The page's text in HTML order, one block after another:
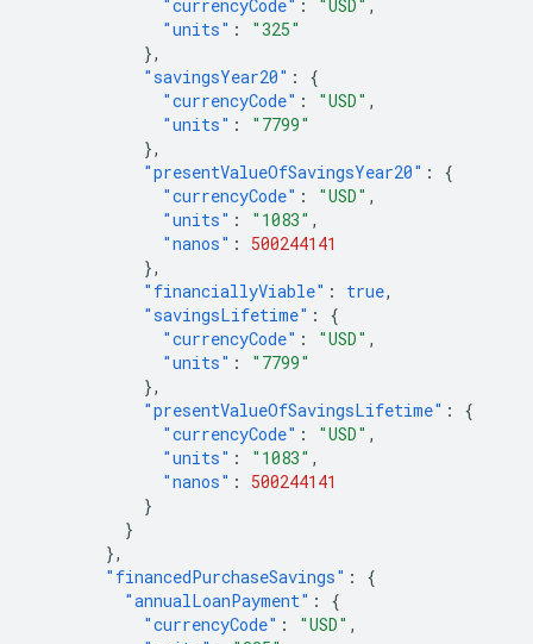
"currencyCode" : "USD" ,
"units" :
"325"
},
"savingsYear20" :
{
"currencyCode" : "USD" ,
"units" :
"7799"
},
"presentValueOfSavingsYear20" :
{
"currencyCode" : "USD" ,
"units" : "1083" ,
"nanos" :
500244141
},
"financiallyViable" : true,
"savingsLifetime" :
{
"currencyCode" : "USD" ,
"units" :
"7799"
},
"presentValueOfSavingsLifetime" :
{
"currencyCode" : "USD" ,
"units" : "1083" ,
"nanos" :
500244141
}
}
},
"financedPurchaseSavings" :
{
"annualLoanPayment" :
{
"currencyCode" : "USD" ,